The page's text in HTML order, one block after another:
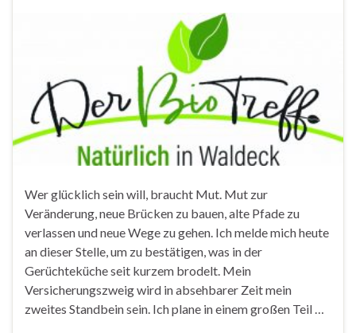
Wer glücklich sein will, braucht Mut. Mut zur
Veränderung, neue Brücken zu bauen, alte Pfade zu
verlassen und neue Wege zu gehen. Ich melde mich heute
an dieser Stelle, um zu bestätigen, was in der
Gerüchteküche seit kurzem brodelt. Mein
Versicherungszweig wird in absehbarer Zeit mein
zweites Standbein sein. Ich plane in einem großen Teil …